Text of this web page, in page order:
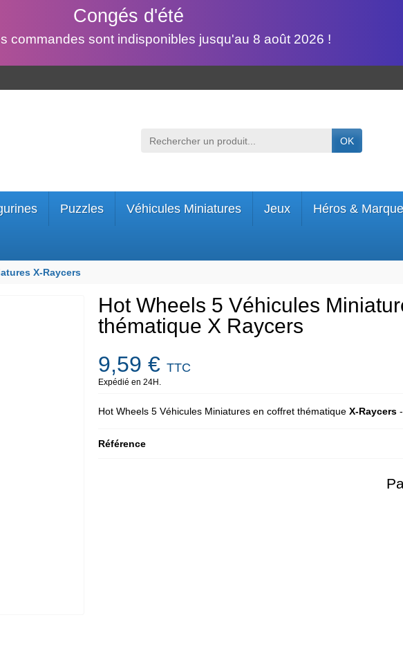
Congés d'été
commandes sont indisponibles jusqu'au 8 août 2026 !
OK
Puzzles Véhicules Miniatures Jeux Héros &
X-Raycers
Hot Wheels 5 Véhicules
thématique X Raycers
9,59 €TTC
Expédié en 24H.
Hot Wheels 5 Véhicules Miniatures en coffret thématique X-Raycers
Référence